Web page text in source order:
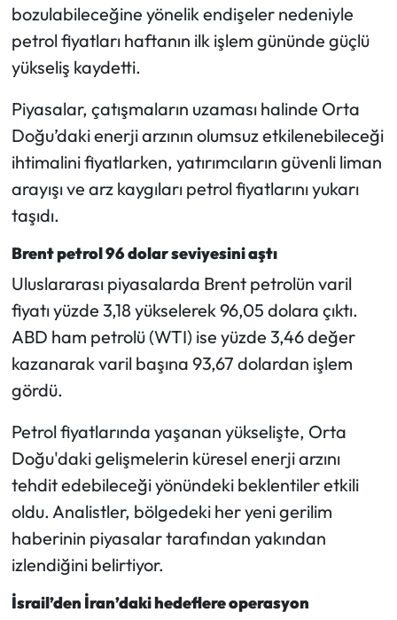
bozulabileceğine yönelik endişeler nedeniyle
petrol fiyatları haftanın ilk işlem gününde güçlü
yükseliş kaydetti.
Piyasalar, çatışmaların uzaması halinde Orta
Doğu’daki enerji arzının olumsuz etkilenebileceği
ihtimalini fiyatlarken, yatırımcıların güvenli liman
arayışı ve arz kaygıları petrol fiyatlarını yukarı
taşıdı.
Brent petrol 96 dolar seviyesini aştı
Uluslararası piyasalarda Brent petrolün varil
fiyatı yüzde 3,18 yükselerek 96,05 dolara çıktı.
ABD ham petrolü (WTI) ise yüzde 3,46 değer
kazanarak varil başına 93,67 dolardan işlem
gördü.
Petrol fiyatlarında yaşanan yükselişte, Orta
Doğu'daki gelişmelerin küresel enerji arzını
tehdit edebileceği yönündeki beklentiler etkili
oldu. Analistler, bölgedeki her yeni gerilim
haberinin piyasalar tarafından yakından
izlendiğini belirtiyor.
İsrail’den İran’daki hedeflere operasyon
Laçin Haberleri
Magazin
Mecitözü Haberleri
Oğuzlar Haberleri
Ortaköy Haberleri
Otomotiv
Resmi İlan
Sağlık
Siyaset
Spor
Sungurlu Haberleri
Turizm